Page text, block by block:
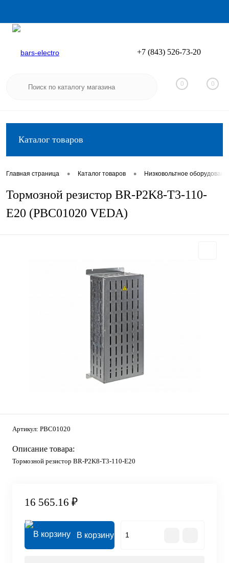
Вход
+7 (843) 526-73-20
0 0
Каталог товаров
Главная страница • Каталог товаров • Низковольтное
Тормозной резистор BR-P2K8-T3-110-
E20 (PBC01020 VEDA)
Артикул: PBC01020
Описание товара:
Тормозной резистор BR-P2K8-T3-110-E20
16 565.16 ₽
В корзину